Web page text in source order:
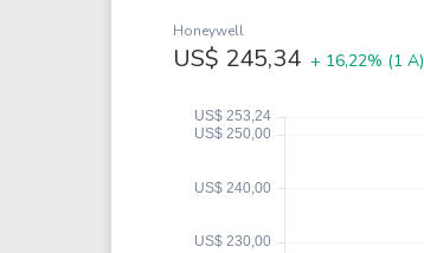
Klabin
Petrobrás
Ver todos
KNCR11
Honeywell
US$ 245,34 + 16,22% (1 A)